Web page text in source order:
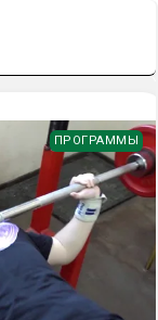
ПРОГРАММЫ